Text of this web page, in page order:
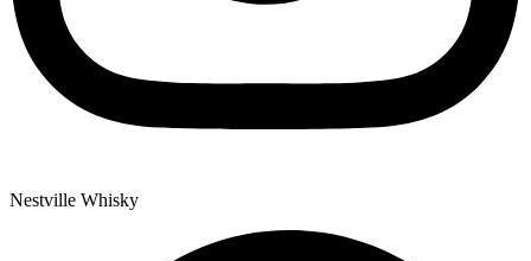
Nestville Whisky